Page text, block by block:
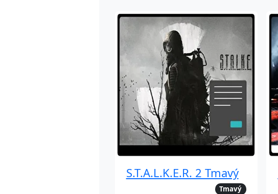
S.T.A.L.K.E.R. 2 Tmavý
Tmavý